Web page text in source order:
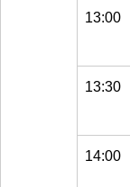
13:00
13:30
14:00